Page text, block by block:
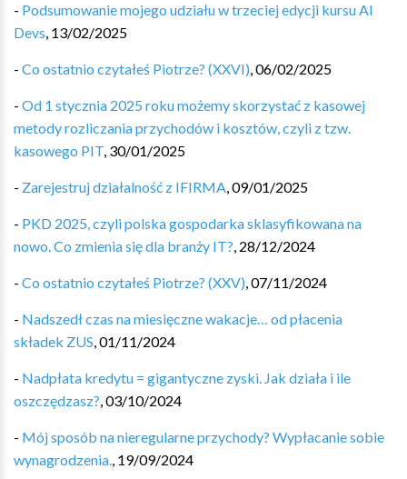
- Podsumowanie mojego udziału w trzeciej edycji kursu AI
Devs, 13/02/2025
- Co ostatnio czytałeś Piotrze? (XXVI),06/02/2025
- Od 1 stycznia 2025 roku możemy skorzystać z kasowej
metody rozliczania przychodów i kosztów, czyli z tzw.
kasowego PIT, 30/01/2025
- Zarejestruj działalność z IFIRMA,09/01/2025
- PKD 2025, czyli polska gospodarka sklasyfikowana na
nowo. Co zmienia się dla branży IT?, 28/12/2024
- Co ostatnio czytałeś Piotrze? (XXV),07/11/2024
- Nadszedł czas na miesięczne wakacje… od płacenia
składek ZUS,01/11/2024
- Nadpłata kredytu = gigantyczne zyski. Jak działa i ile
oszczędzasz?,03/10/2024
- Mój sposób na nieregularne przychody? Wypłacanie sobie
wynagrodzenia., 19/09/2024